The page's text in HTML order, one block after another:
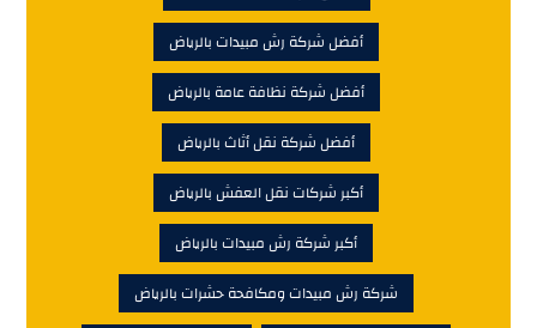
شركة نظافة عامة بالرياض
شركة نقل أثاث بالرياض
شركة نقل الأثاث والعفش بالرياض
شركة نقل العفش بالرياض
عزل فوم
عزل فوم بالرياض
نظافة عامة نقل الأثاث